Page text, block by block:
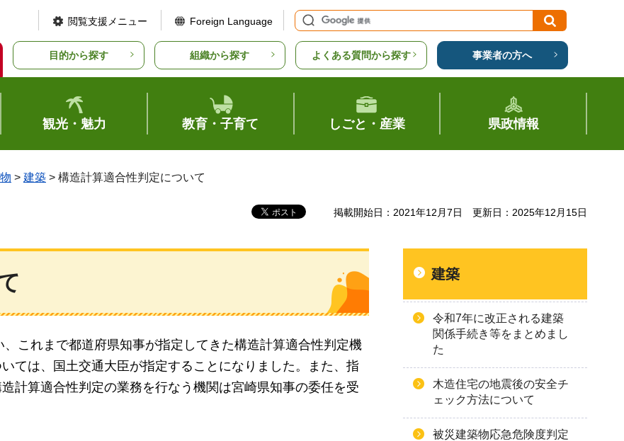
閲覧支援メニュー Foreign Language
目的から探す 組織から探す よくある質問から探す 事業者の方へ
観光・魅力 教育・子育て しごと・産業 県政情報
> 建築 > 構造計算適合性判定について
掲載開始日：2021年12月7日 更新日：2025年12月15日
これまで都道府県知事が指定してきた構造計算適合性判定機
ては、国土交通大臣が指定することになりました。また、指
計算適合性判定の業務を行なう機関は宮崎県知事の委任を受
建築
令和7年に改正される建築
関係手続き等をまとめまし
た
木造住宅の地震後の安全チ
ェック方法について
被災建築物応急危険度判定